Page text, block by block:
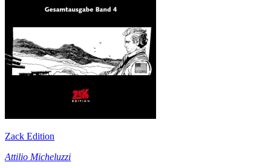
Zack Edition
Attilio Micheluzzi